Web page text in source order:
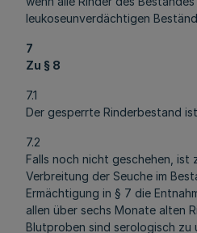
leukoseunverdächtigen
7
Zu § 8
7.1
Der gesperrte Rinderbestand
7.2
Falls noch nicht geschehen, ist
Verbreitung der Seuche im
Ermächtigung in § 7 die
allen über sechs Monate alten
Blutproben sind serologisch zu